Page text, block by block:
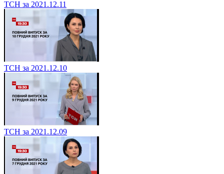
ТСН за 2021.12.11
ТСН за 2021.12.10
ТСН за 2021.12.09